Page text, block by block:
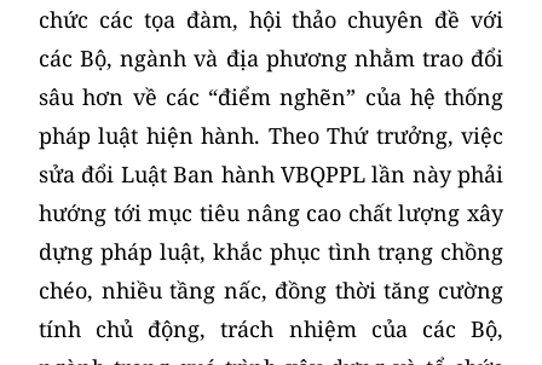
chức các tọa đàm, hội thảo chuyên đề với
các Bộ, ngành và địa phương nhằm trao đổi
sâu hơn về các “điểm nghẽn” của hệ thống
pháp luật hiện hành. Theo Thứ trưởng, việc
sửa đổi Luật Ban hành VBQPPL lần này phải
hướng tới mục tiêu nâng cao chất lượng xây
dựng pháp luật, khắc phục tình trạng chồng
chéo, nhiều tầng nấc, đồng thời tăng cường
tính chủ động, trách nhiệm của các Bộ,